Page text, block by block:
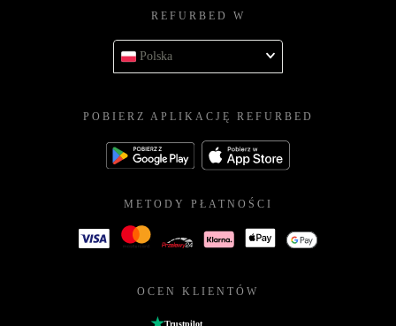
REFURBED W
Polska
POBIERZ APLIKACJĘ REFURBED
METODY PŁATNOŚCI
OCEN KLIENTÓW
Trustpilot